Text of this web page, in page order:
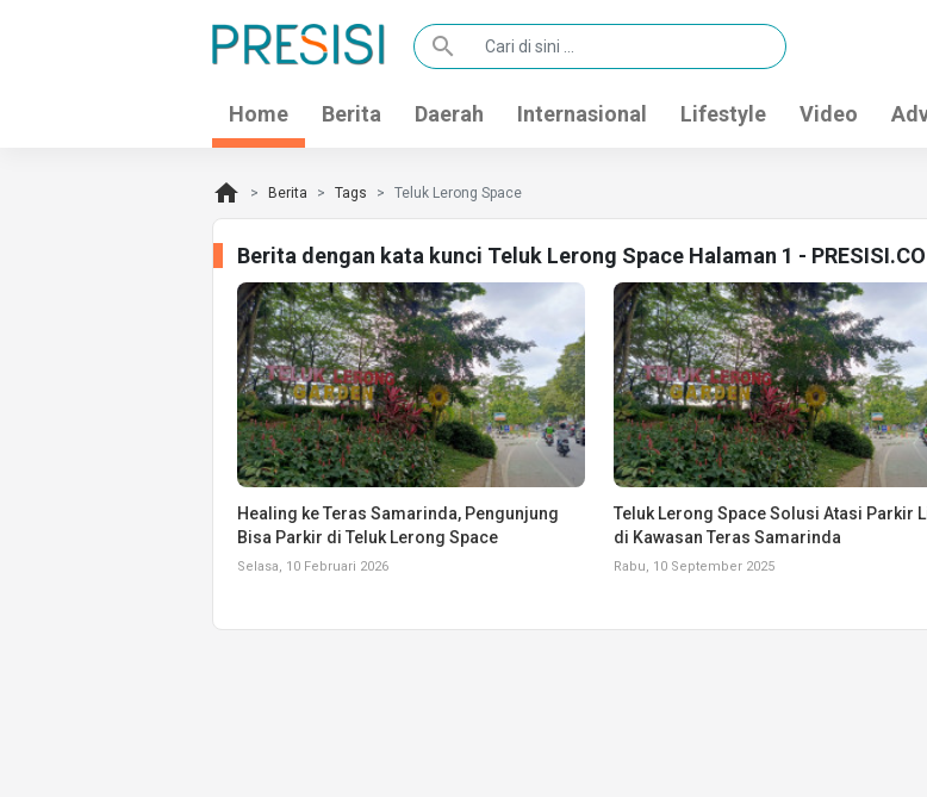
search
Home Berita Daerah Internasional Lifestyle Video
home Berita Tags Teluk Lerong Space
Berita dengan kata kunci Teluk Lerong Space Halaman 1 - PRESISI.CO
Healing ke Teras Samarinda, Pengunjung
Bisa Parkir di Teluk Lerong Space
Selasa, 10 Februari 2026
Teluk Lerong Space Solusi Atasi Parkir
di Kawasan Teras Samarinda
Rabu, 10 September 2025